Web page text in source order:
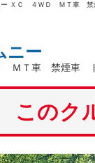
ー ＸＣ ４ＷＤ ＭＴ車
ニー
ＭＴ車 禁煙車 ド
このク